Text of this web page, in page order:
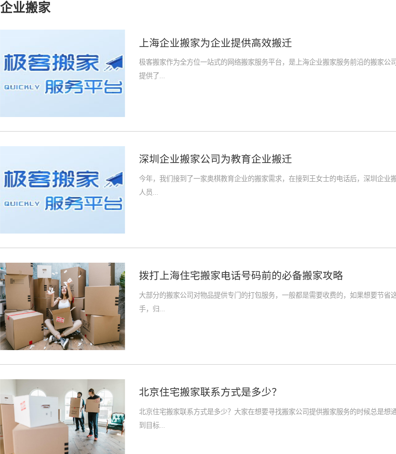
企业搬家
上海企业搬家为企业提供高效搬迁
极客搬家作为全方位一站式的网络搬家服务平台，是上海企业搬家服务前沿的搬家公
提供了...
深圳企业搬家公司为教育企业搬迁
今年，我们接到了一家奥棋教育企业的搬家需求，在接到王女士的电话后，深圳企业
人员...
拨打上海住宅搬家电话号码前的必备搬家攻略
大部分的搬家公司对物品提供专门的打包服务，一般都是需要收费的，如果想要节省
手，归...
北京住宅搬家联系方式是多少？
北京住宅搬家联系方式是多少？大家在想要寻找搬家公司提供搬家服务的时候总是想
到目标...